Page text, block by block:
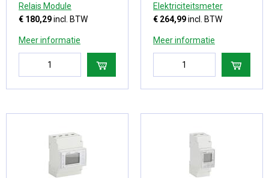
Relais Module
€ 180,29incl. BTW
Meer informatie
Elektriciteitsmeter
€ 264,99incl. BTW
Meer informatie